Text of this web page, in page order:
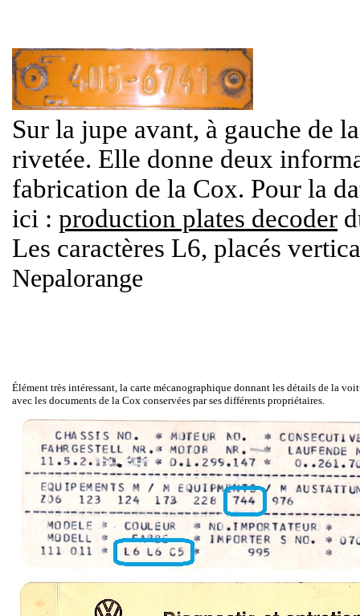
Sur la jupe avant, à gauche de
rivetée. Elle donne deux
fabrication de la Cox. Pour la
ici : production plates decoder
Les caractères L6, placés
Nepalorange
Élément très intéressant, la carte mécanographique donnant les détails de la
avec les documents de la Cox conservées par ses différents propriétaires.